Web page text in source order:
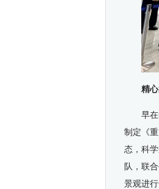
精
早
制定《
态，科
队，联
景观进